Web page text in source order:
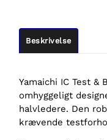
Beskrivelse
Yamaichi IC Test &
omhyggeligt
halvledere. Den
krævende